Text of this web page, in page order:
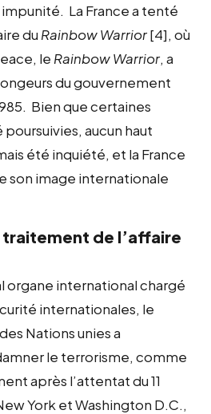
La France a tenté
du Rainbow Warrior[4], où
le Rainbow Warrior, a
du gouvernement
Bien que certaines
aucun haut
été inquiété, et la France
son image internationale
de l’affaire
organe international chargé
internationales, le
Nations unies a
le terrorisme, comme
après l’attentat du 11
York et Washington D.C.,